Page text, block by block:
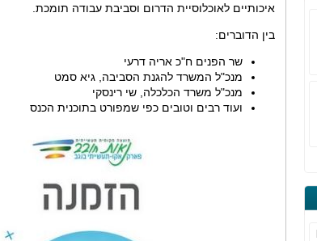
איכותיים לאוכלוסיית הדרום וסביבת עבודה תומכת.
בין הדוברים:
שר הפנים ח"כ אריה דרעי
מנכ"ל המשרד להגנת הסביבה, גיא סמט
מנכ"ל משרד הכלכלה, שי רינסקי
ועוד רבים וטובים כפי שמפורט בתוכנית הכנס